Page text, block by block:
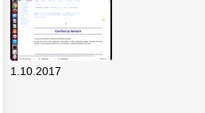
1.10.2017